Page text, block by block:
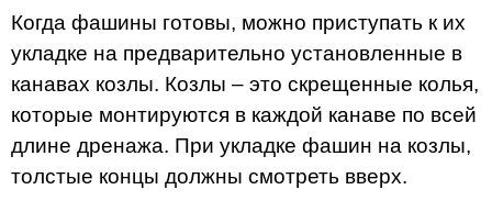
Когда фашины готовы, можно приступать к их
укладке на предварительно установленные в
канавах козлы. Козлы – это скрещенные колья,
которые монтируются в каждой канаве по всей
длине дренажа. При укладке фашин на козлы,
толстые концы должны смотреть вверх.